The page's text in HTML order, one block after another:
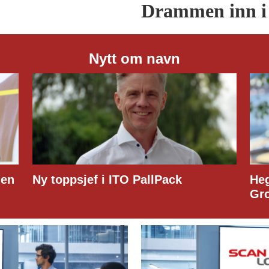
Drammen inn i
Nytt om navn
Hege Lindberg til Customs Support